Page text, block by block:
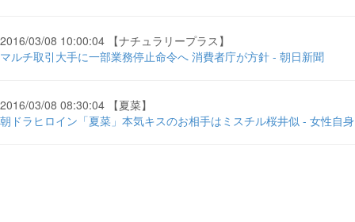
2016/03/08 10:00:04 【ナチュラリープラス】
マルチ取引大手に一部業務停止命令へ 消費者庁が方針 - 朝日新聞
2016/03/08 08:30:04 【夏菜】
朝ドラヒロイン「夏菜」本気キスのお相手はミスチル桜井似 - 女性自身